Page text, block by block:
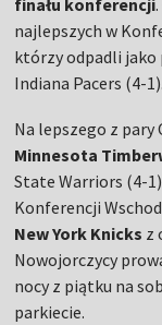
finału konferencji
najlepszych w
którzy odpadli jako
Indiana Pacers (4-1).
Na lepszego z pary
Minnesota
State Warriors (4-
Konferencji
New York Knicks z
Nowojorczycy
nocy z piątku na
parkiecie.